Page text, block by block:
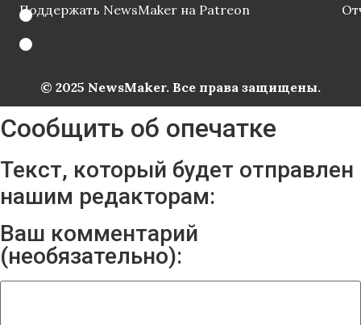
Поддержать NewsMaker на Patreon
© 2025 NewsMaker. Все права защищены.
Сообщить об опечатке
Текст, который будет отправлен
нашим редакторам:
Ваш комментарий
(необязательно):